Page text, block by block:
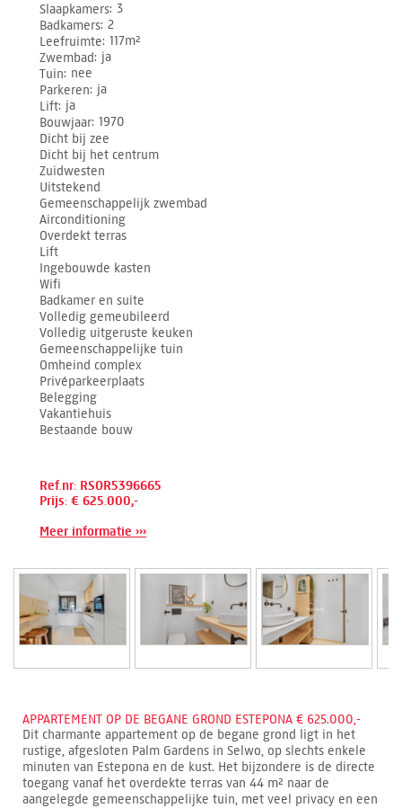
Slaapkamers 3
Badkamers 2
Leefruimte 117m²
Zwembad ja
Tuin nee
Parkeren ja
Lift ja
Bouwjaar 1970
Dicht bij zee
Dicht bij het centrum
Zuidwesten
Uitstekend
Gemeenschappelijk zwembad
Airconditioning
Overdekt terras
Lift
Ingebouwde kasten
Wifi
Badkamer en suite
Volledig gemeubileerd
Volledig uitgeruste keuken
Gemeenschappelijke tuin
Omheind complex
Privéparkeerplaats
Belegging
Vakantiehuis
Bestaande bouw
Ref.nr: RSOR5396665
Prijs: € 625.000,-
Meer informatie ›››
APPARTEMENT OP DE BEGANE GROND ESTEPONA € 625.000,-
Dit charmante appartement op de begane grond ligt in het
rustige, afgesloten Palm Gardens in Selwo, op slechts enkele
minuten van Estepona en de kust. Het bijzondere is de directe
toegang vanaf het overdekte terras van 44 m² naar de
aangelegde gemeenschappelijke tuin, met veel privacy en een